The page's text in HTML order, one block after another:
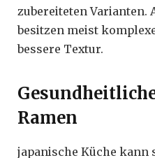
zubereiteten Varianten.
besitzen meist
bessere Textur.
Ramen
japanische Küche kann